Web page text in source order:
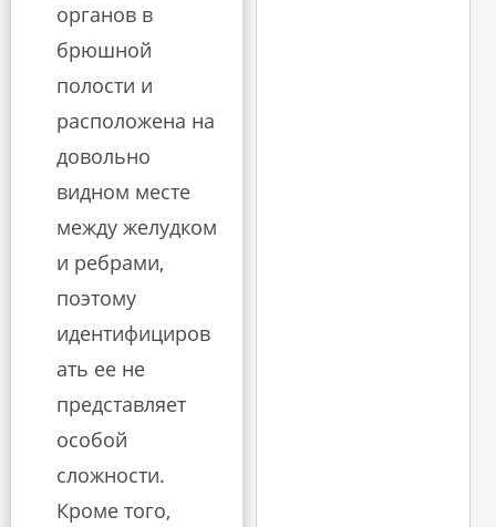
органов в
брюшной
полости и
расположена на
довольно
видном месте
между желудком
и ребрами,
поэтому
идентифициров
ать ее не
представляет
особой
сложности.
Кроме того,